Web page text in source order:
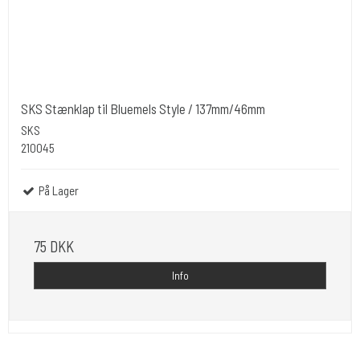
SKS Stænklap til Bluemels Style / 137mm/46mm
SKS
210045
På Lager
75 DKK
Info